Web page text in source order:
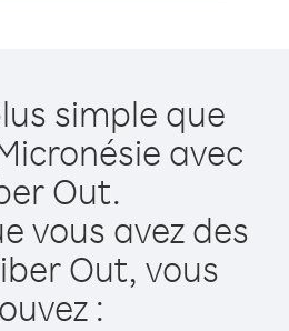
simple que
avec
Out.
vous avez des
Out, vous
: